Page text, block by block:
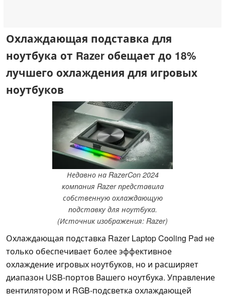
Охлаждающая подставка для
ноутбука от Razer обещает до 18%
лучшего охлаждения для игровых
ноутбуков
Недавно на RazerCon 2024
компания Razer представила
собственную охлаждающую
подставку для ноутбука.
(Источник изображения: Razer)
Охлаждающая подставка Razer Laptop Cooling Pad не
только обеспечивает более эффективное
охлаждение игровых ноутбуков, но и расширяет
диапазон USB-портов Вашего ноутбука. Управление
вентилятором и RGB-подсветка охлаждающей